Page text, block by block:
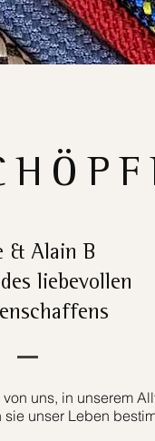
& Alain B
liebevollen
uns, in unserem
sie unser Leben